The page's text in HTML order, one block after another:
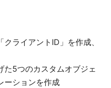
ライアントID」を作成、
た5つのカスタムオブジェ
ーションを作成